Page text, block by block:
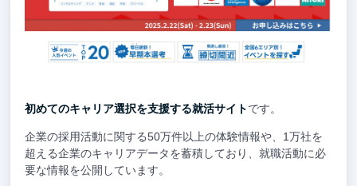
初めてのキャリア選択を支援する就活サイトです。
企業の採用活動に関する50万件以上の体験情報や、1万社を
超える企業のキャリアデータを蓄積しており、就職活動に必
要な情報を公開しています。